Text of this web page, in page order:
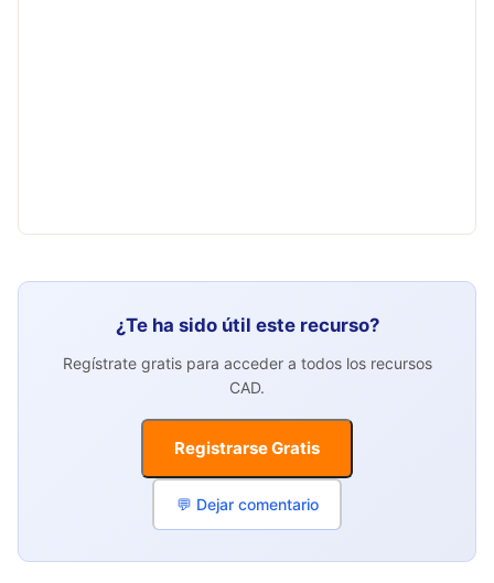
¿Te ha sido útil este recurso?
Regístrate gratis para acceder a todos los recursos
CAD.
Registrarse Gratis
💬 Dejar comentario